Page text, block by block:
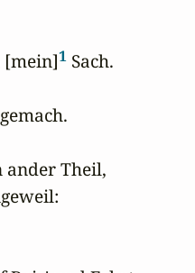
1 Sach.
ander Theil,